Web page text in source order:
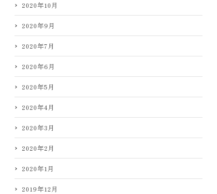
2020年10月
2020年9月
2020年7月
2020年6月
2020年5月
2020年4月
2020年3月
2020年2月
2020年1月
2019年12月